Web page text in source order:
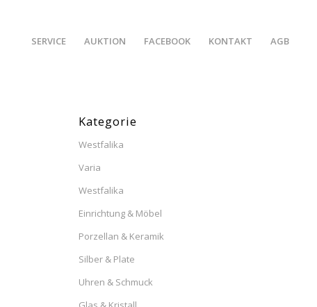
SERVICE AUKTION FACEBOOK KONTAKT AGB
Kategorie
Westfalika
Varia
Westfalika
Einrichtung & Möbel
Porzellan & Keramik
Silber & Plate
Uhren & Schmuck